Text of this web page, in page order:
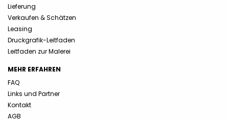
Lieferung
Verkaufen & Schätzen
Leasing
Druckgrafik-Leitfaden
Leitfaden zur Malerei
MEHR ERFAHREN
FAQ
Links und Partner
Kontakt
AGB